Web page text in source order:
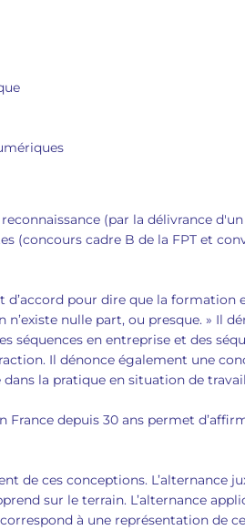
(par la délivrance
(concours cadre B de la FPT et
d’accord pour dire que la
nulle part, ou presque. » Il
en entreprise et des
Il dénonce également une
la pratique en situation de
France depuis 30 ans permet
de ces conceptions. L’alternance
sur le terrain. L’alternance
à une représentation de